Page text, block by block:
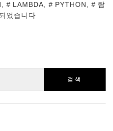
LAMBDA PYTHON
람
었습니다